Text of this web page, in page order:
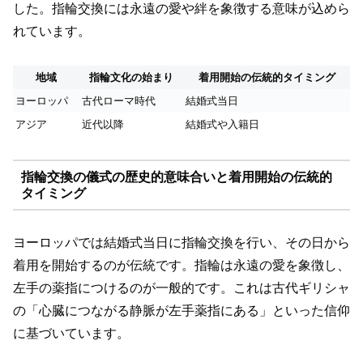
した。指輪交換には永遠の愛や絆を象徴する意味が込めら
れています。
地域 指輪文化の始まり
着用開始の伝統的タイミング
ヨーロッパ
古代ローマ時代
結婚式当日
アジア
近代以降 結婚式や入籍日
指輪交換の儀式の歴史的意味合いと着用開始の伝統的
タイミング
ヨーロッパでは結婚式当日に指輪交換を行い、その日から
着用を開始するのが伝統です。指輪は永遠の愛を象徴し、
左手の薬指につけるのが一般的です。これは古代ギリシャ
の「心臓につながる静脈が左手薬指にある」といった信仰
に基づいています。